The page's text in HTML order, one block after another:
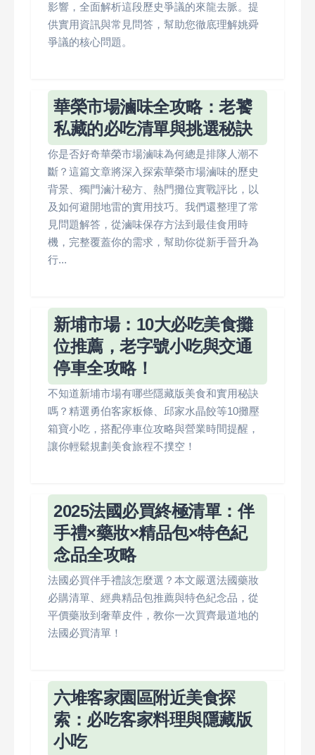
影響，全面解析這段歷史爭議的來龍去脈。提
供實用資訊與常見問答，幫助您徹底理解姚舜
爭議的核心問題。
華榮市場滷味全攻略：老饕
私藏的必吃清單與挑選秘訣
你是否好奇華榮市場滷味為何總是排隊人潮不
斷？這篇文章將深入探索華榮市場滷味的歷史
背景、獨門滷汁秘方、熱門攤位實戰評比，以
及如何避開地雷的實用技巧。我們還整理了常
見問題解答，從滷味保存方法到最佳食用時
機，完整覆蓋你的需求，幫助你從新手晉升為
行...
新埔市場：10大必吃美食攤
位推薦，老字號小吃與交通
停車全攻略！
不知道新埔市場有哪些隱藏版美食和實用秘訣
嗎？精選勇伯客家粄條、邱家水晶餃等10攤壓
箱寶小吃，搭配停車位攻略與營業時間提醒，
讓你輕鬆規劃美食旅程不撲空！
2025法國必買終極清單：伴
手禮×藥妝×精品包×特色紀
念品全攻略
法國必買伴手禮該怎麼選？本文嚴選法國藥妝
必購清單、經典精品包推薦與特色紀念品，從
平價藥妝到奢華皮件，教你一次買齊最道地的
法國必買清單！
六堆客家園區附近美食探
索：必吃客家料理與隱藏版
小吃